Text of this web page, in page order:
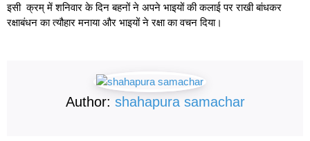
इसी क्रम् में शनिवार के दिन बहनों ने अपने भाइयों की कलाई पर राखी बांधकर
रक्षाबंधन का त्यौहार मनाया और भाइयों ने रक्षा का वचन दिया।
Author: shahapura samachar